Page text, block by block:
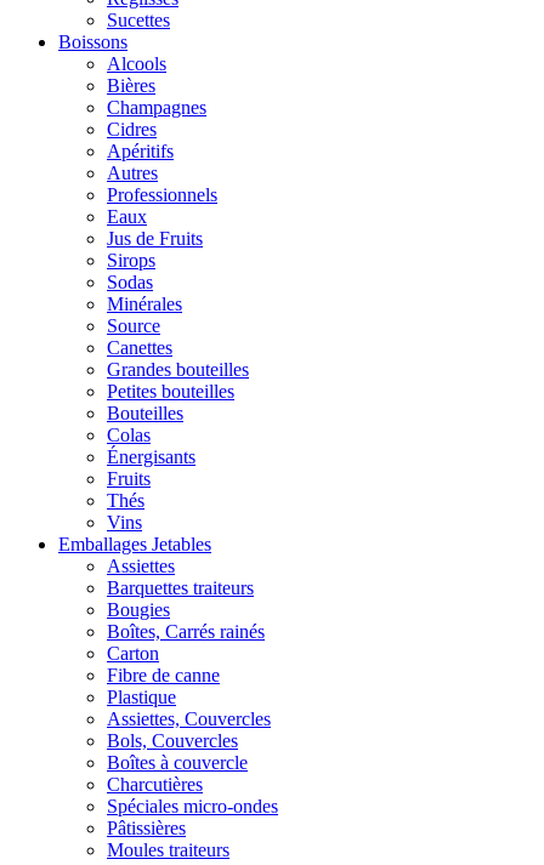
Sucettes
Boissons
Alcools
Bières
Champagnes
Cidres
Apéritifs
Autres
Professionnels
Eaux
Jus de Fruits
Sirops
Sodas
Minérales
Source
Canettes
Grandes bouteilles
Petites bouteilles
Bouteilles
Colas
Énergisants
Fruits
Thés
Vins
Emballages Jetables
Assiettes
Barquettes traiteurs
Bougies
Boîtes, Carrés rainés
Carton
Fibre de canne
Plastique
Assiettes, Couvercles
Bols, Couvercles
Boîtes à couvercle
Charcutières
Spéciales micro-ondes
Pâtissières
Moules traiteurs